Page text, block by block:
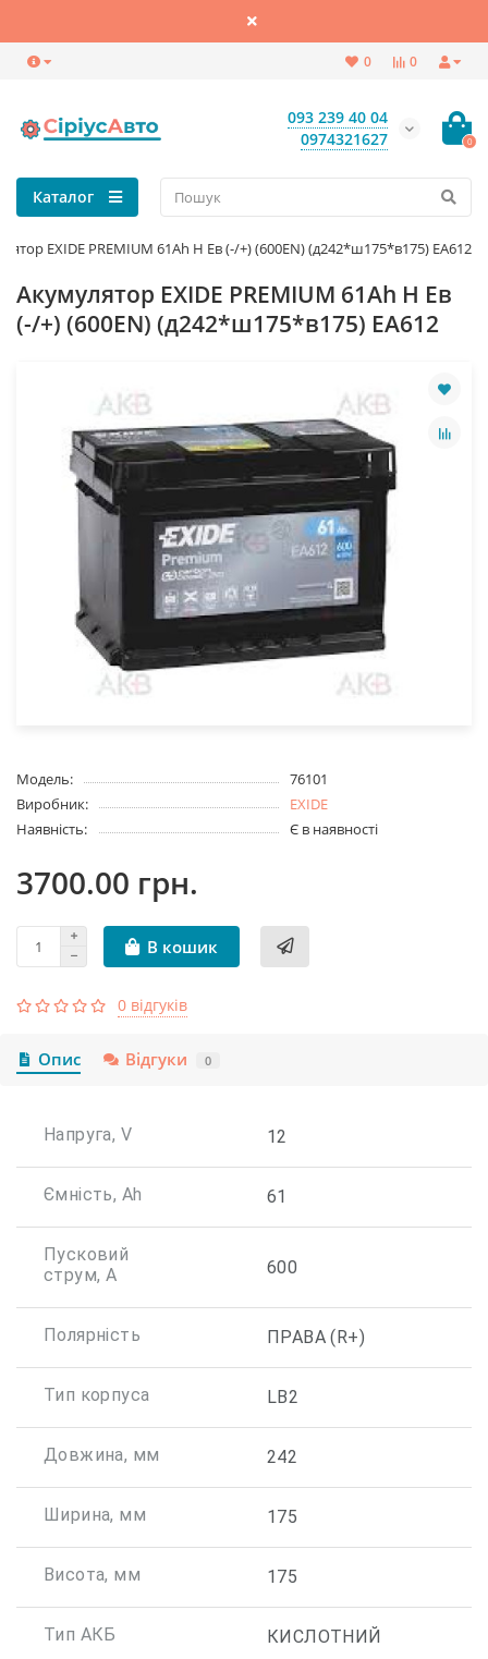
0
0
093 239 40 04
0974321627
0
Каталог
EXIDE PREMIUM 61Ah Н Ев (-/+) (600EN) (д242*ш175*в175) EA612
Акумулятор EXIDE PREMIUM 61Ah Н Ев
(-/+) (600EN) (д242*ш175*в175) EA612
Модель:
76101
Виробник:
EXIDE
Наявність:
Є в наявності
3700.00 грн.
В кошик
0 відгуків
Опис Відгуки 0
Напруга, V 12
Ємність, Ah 61
Пусковий
струм, А
600
Полярність ПРАВА (R+)
Тип корпуса LB2
Довжина, мм 242
Ширина, мм 175
Висота, мм 175
Тип АКБ КИСЛОТНИЙ